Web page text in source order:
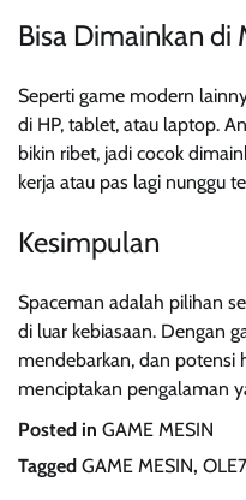
Bisa Dimainkan di
Seperti game modern
di HP, tablet, atau laptop.
bikin ribet, jadi cocok
kerja atau pas lagi nunggu
Kesimpulan
Spaceman adalah pilihan
di luar kebiasaan. Dengan
mendebarkan, dan potensi
menciptakan pengalaman
Posted in GAME MESIN
Tagged GAME MESIN,